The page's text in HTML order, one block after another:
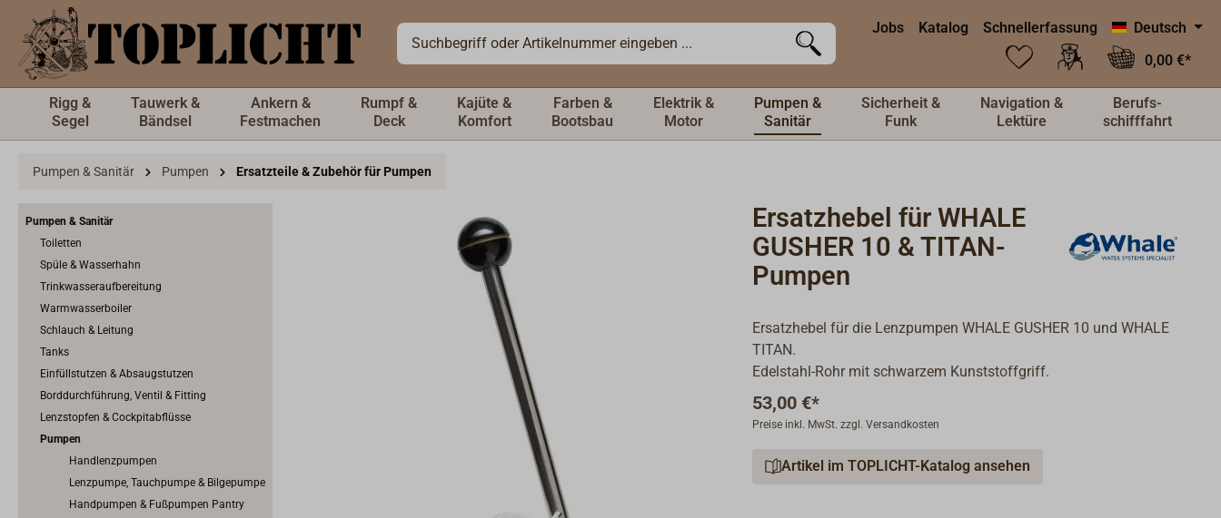
springen Jobs Katalog Schnellerfassung
Deutsch
0,00 €*
Rigg &
Segel
Tauwerk &
Bändsel
Ankern &
Festmachen
Rumpf &
Deck
Kajüte &
Komfort
Farben &
Bootsbau
Elektrik &
Motor
Pumpen &
Sanitär
Sicherheit &
Funk
Navigation &
Lektüre
Berufs-
schifffahrt
Pumpen & Sanitär Pumpen Ersatzteile & Zubehör für Pumpen
Pumpen & Sanitär
Toiletten
Spüle & Wasserhahn
Trinkwasseraufbereitung
Warmwasserboiler
Schlauch & Leitung
Tanks
Einfüllstutzen & Absaugstutzen
Borddurchführung, Ventil & Fitting
Lenzstopfen & Cockpitabflüsse
Pumpen
Handlenzpumpen
Lenzpumpe, Tauchpumpe & Bilgepumpe
Handpumpen & Fußpumpen Pantry
Ersatzhebel für WHALE
GUSHER 10 & TITAN-
Pumpen
Ersatzhebel für die Lenzpumpen WHALE GUSHER 10 und WHALE
TITAN.
Edelstahl-Rohr mit schwarzem Kunststoffgriff.
53,00 €*
Preise inkl. MwSt. zzgl. Versandkosten
Artikel im TOPLICHT-Katalog ansehen